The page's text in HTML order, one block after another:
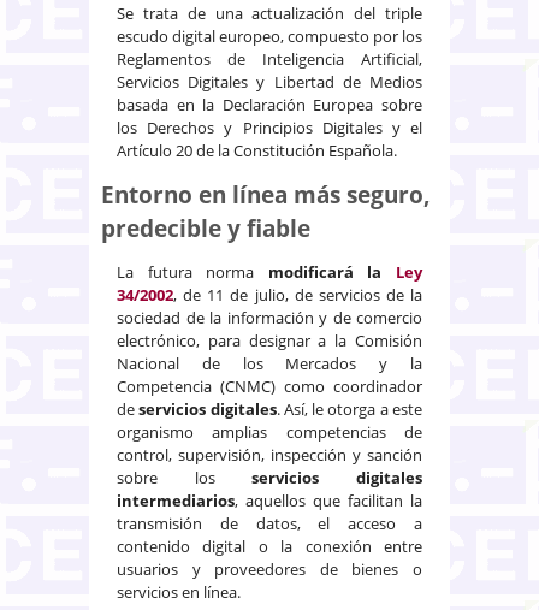
Se trata de una actualización del triple
escudo digital europeo, compuesto por los
Reglamentos de Inteligencia Artificial,
Servicios Digitales y Libertad de Medios
basada en la Declaración Europea sobre
los Derechos y Principios Digitales y el
Artículo 20 de la Constitución Española.
Entorno en línea más seguro,
predecible y fiable
La futura norma modificará la Ley
34/2002, de 11 de julio, de servicios de la
sociedad de la información y de comercio
electrónico, para designar a la Comisión
Nacional de los Mercados y la
Competencia (CNMC) como coordinador
deservicios digitales. Así, le otorga a este
organismo amplias competencias de
control, supervisión, inspección y sanción
sobre losservicios digitales
intermediarios, aquellos que facilitan la
transmisión de datos, el acceso a
contenido digital o la conexión entre
usuarios y proveedores de bienes o
servicios en línea.